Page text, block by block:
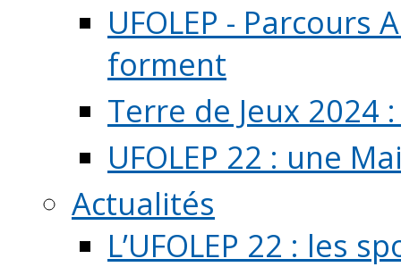
UFOLEP -
forment
Terre de Jeux 2024
UFOLEP 22 : une
Actualités
L’UFOLEP 22 : les